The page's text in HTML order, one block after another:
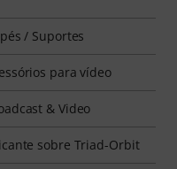
/ Suportes
para vídeo
& Video
sobre Triad-Orbit